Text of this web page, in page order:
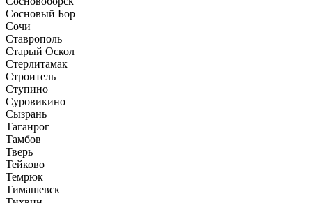
Сосновый Бор
Сочи
Ставрополь
Старый Оскол
Стерлитамак
Строитель
Ступино
Суровикино
Сызрань
Таганрог
Тамбов
Тверь
Тейково
Темрюк
Тимашевск